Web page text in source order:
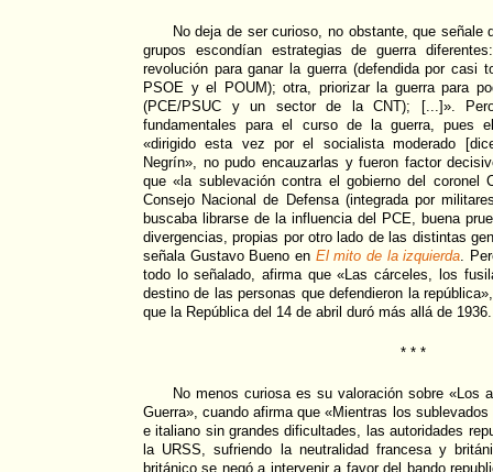
No deja de ser curioso, no obstante, que señale
grupos escondían estrategias de guerra
revolución para ganar la guerra (defendida por casi
PSOE y el POUM); otra, priorizar la guerra para
(PCE/PSUC y un sector de la CNT); [...]».
fundamentales para el curso de la guerra, pues
«dirigido esta vez por el socialista moderado
Negrín», no pudo encauzarlas y fueron factor
que «la sublevación contra el gobierno del coronel
Consejo Nacional de Defensa (integrada por
buscaba librarse de la influencia del PCE, buena
divergencias, propias por otro lado de las distintas
señala Gustavo Bueno en El mito de la izquierda.
todo lo señalado, afirma que «Las cárceles, los
destino de las personas que defendieron la
que la República del 14 de abril duró más allá de 1936.
* * *
No menos curiosa es su valoración sobre «Los
Guerra», cuando afirma que «Mientras los
e italiano sin grandes dificultades, las autoridades
la URSS, sufriendo la neutralidad francesa y
británico se negó a intervenir a favor del bando